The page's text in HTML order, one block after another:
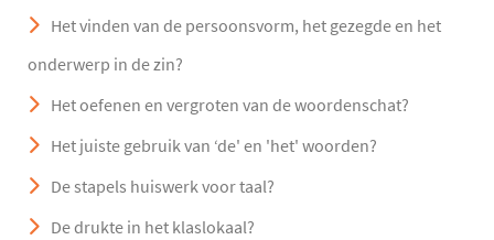
Het vinden van de persoonsvorm, het gezegde en het
onderwerp in de zin?
Het oefenen en vergroten van de woordenschat?
Het juiste gebruik van ‘de' en 'het' woorden?
De stapels huiswerk voor taal?
De drukte in het klaslokaal?